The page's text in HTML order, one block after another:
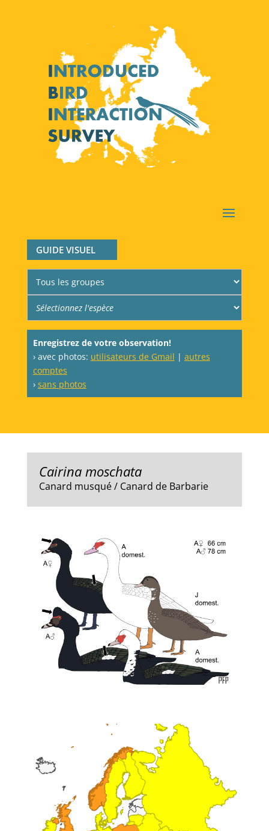
GUIDE VISUEL
Enregistrez de votre observation!
› avec photos: utilisateurs de Gmail | autres
comptes
› sans photos
Cairina moschata
Canard musqué / Canard de Barbarie